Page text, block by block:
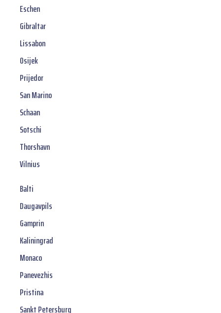
Eschen
Gibraltar
Lissabon
Osijek
Prijedor
San Marino
Schaan
Sotschi
Thorshavn
Vilnius
Balti
Daugavpils
Gamprin
Kaliningrad
Monaco
Panevezhis
Pristina
Sankt Petersburg